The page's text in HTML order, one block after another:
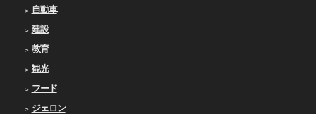
自動車
建設
教育
観光
フード
ジェロン